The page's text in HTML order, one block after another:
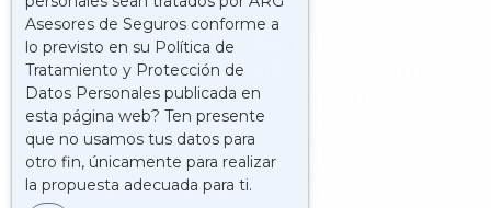
Argelis Sanchez
Asesora autorizada de Coomeva
Medicina Prepagada
Cali, Colombia
3127765010
argelissanchez@argasesores.com